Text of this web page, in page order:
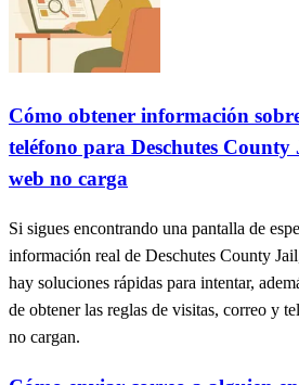
Cómo obtener información
teléfono para Deschutes
web no carga
Si sigues encontrando una pantalla de
información real de Deschutes County
hay soluciones rápidas para intentar,
de obtener las reglas de visitas, correo y
no cargan.